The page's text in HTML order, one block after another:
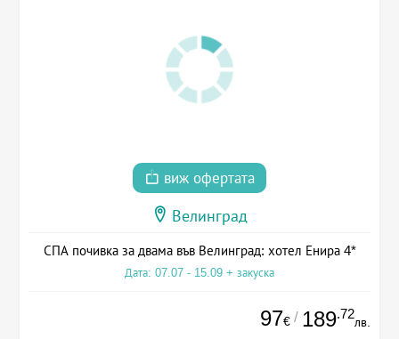
виж офертата
Велинград
СПА почивка за двама във Велинград: хотел Енира 4*
Дата: 07.07 - 15.09 + закуска
97€ / 189.72
лв.